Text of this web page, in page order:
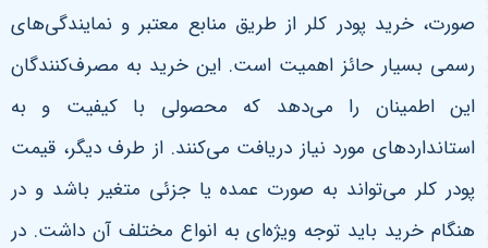
صورت، خرید پودر کلر از طریق منابع معتبر و نمایندگی‌های
رسمی بسیار حائز اهمیت است. این خرید به مصرف‌کنندگان
این اطمینان را می‌دهد که محصولی با کیفیت و به
استانداردهای مورد نیاز دریافت می‌کنند. از طرف دیگر، قیمت
پودر کلر می‌تواند به صورت عمده یا جزئی متغیر باشد و در
هنگام خرید باید توجه ویژه‌ای به انواع مختلف آن داشت. در